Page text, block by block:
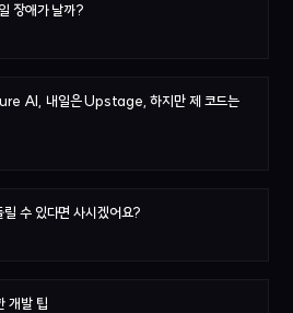
장애가 날까?
AI, 내일은 Upstage, 하지만 제 코드는
수 있다면 사시겠어요?
개발 팁